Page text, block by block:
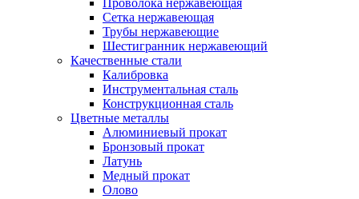
Проволока нержавеющая
Сетка нержавеющая
Трубы нержавеющие
Шестигранник нержавеющий
Качественные стали
Калибровка
Инструментальная сталь
Конструкционная сталь
Цветные металлы
Алюминиевый прокат
Бронзовый прокат
Латунь
Медный прокат
Олово